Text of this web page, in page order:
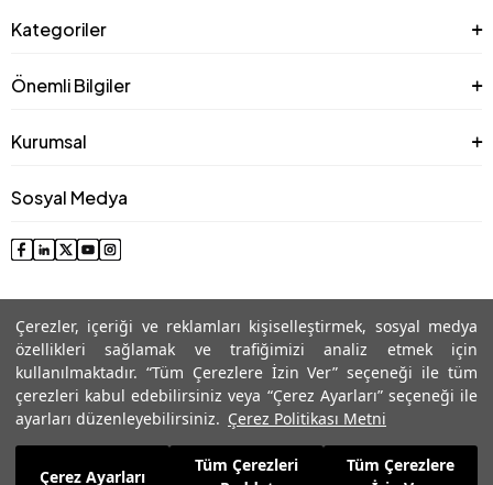
Çerezler, içeriği ve reklamları kişiselleştirmek, sosyal medya
özellikleri sağlamak ve trafiğimizi analiz etmek için
kullanılmaktadır. “Tüm Çerezlere İzin Ver” seçeneği ile tüm
çerezleri kabul edebilirsiniz veya “Çerez Ayarları” seçeneği ile
ayarları düzenleyebilirsiniz. Çerez Politikası Metni
Çerez Ayarları
Tüm Çerezleri
Tüm Çerezlere
5.319,99TL
Kategoriler
Önemli Bilgiler
Kurumsal
Sosyal Medya
© 2025 Roman® Tüm Hakları Saklıdır, İzinsiz kullanılamaz